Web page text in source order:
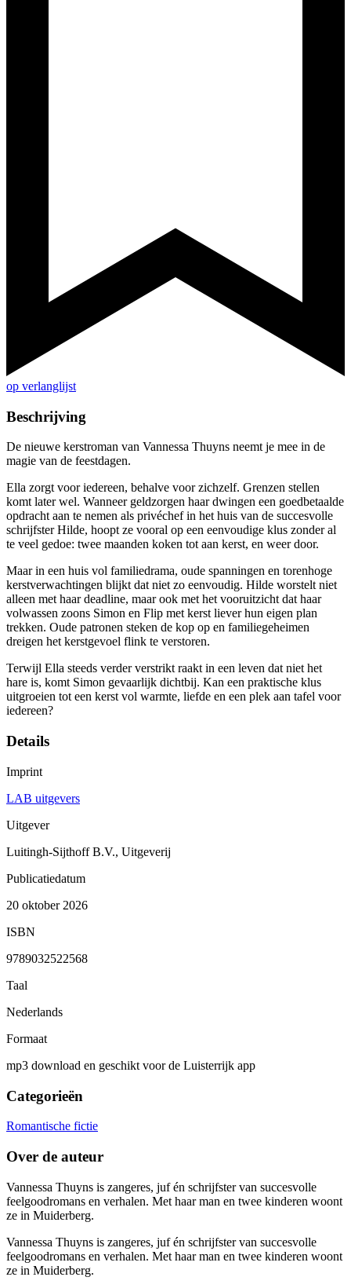
op verlanglijst
Beschrijving
De nieuwe kerstroman van Vannessa Thuyns neemt je mee in de
magie van de feestdagen.
Ella zorgt voor iedereen, behalve voor zichzelf. Grenzen stellen
komt later wel. Wanneer geldzorgen haar dwingen een goedbetaalde
opdracht aan te nemen als privéchef in het huis van de succesvolle
schrijfster Hilde, hoopt ze vooral op een eenvoudige klus zonder al
te veel gedoe: twee maanden koken tot aan kerst, en weer door.
Maar in een huis vol familiedrama, oude spanningen en torenhoge
kerstverwachtingen blijkt dat niet zo eenvoudig. Hilde worstelt niet
alleen met haar deadline, maar ook met het vooruitzicht dat haar
volwassen zoons Simon en Flip met kerst liever hun eigen plan
trekken. Oude patronen steken de kop op en familiegeheimen
dreigen het kerstgevoel flink te verstoren.
Terwijl Ella steeds verder verstrikt raakt in een leven dat niet het
hare is, komt Simon gevaarlijk dichtbij. Kan een praktische klus
uitgroeien tot een kerst vol warmte, liefde en een plek aan tafel voor
iedereen?
Details
Imprint
LAB uitgevers
Uitgever
Luitingh-Sijthoff B.V., Uitgeverij
Publicatiedatum
20 oktober 2026
ISBN
9789032522568
Taal
Nederlands
Formaat
mp3 download en geschikt voor de Luisterrijk app
Categorieën
Romantische fictie
Over de auteur
Vannessa Thuyns is zangeres, juf én schrijfster van succesvolle
feelgoodromans en verhalen. Met haar man en twee kinderen woont
ze in Muiderberg.
Vannessa Thuyns is zangeres, juf én schrijfster van succesvolle
feelgoodromans en verhalen. Met haar man en twee kinderen woont
ze in Muiderberg.